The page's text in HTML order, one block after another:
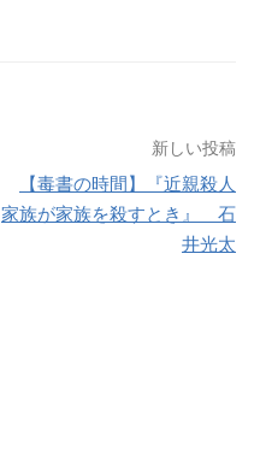
新しい投稿
【毒書の時間】『近親殺人
家族が家族を殺すとき』 石
井光太